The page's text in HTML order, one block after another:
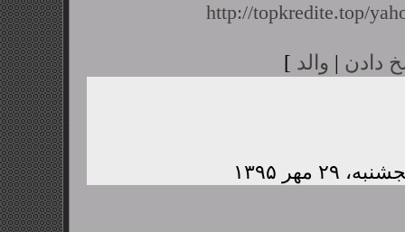
http://topkredite.top/
دادن | والد ]